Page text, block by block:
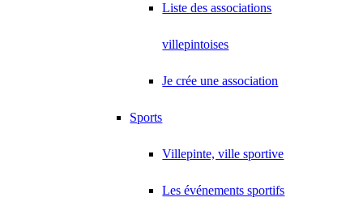
Liste des associations
villepintoises
Je crée une association
Sports
Villepinte, ville sportive
Les événements sportifs